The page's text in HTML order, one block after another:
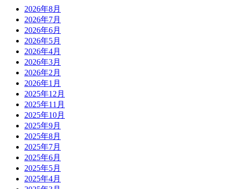
2026年8月
2026年7月
2026年6月
2026年5月
2026年4月
2026年3月
2026年2月
2026年1月
2025年12月
2025年11月
2025年10月
2025年9月
2025年8月
2025年7月
2025年6月
2025年5月
2025年4月